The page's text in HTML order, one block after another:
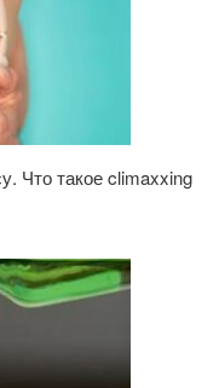
Что такое climaxxing